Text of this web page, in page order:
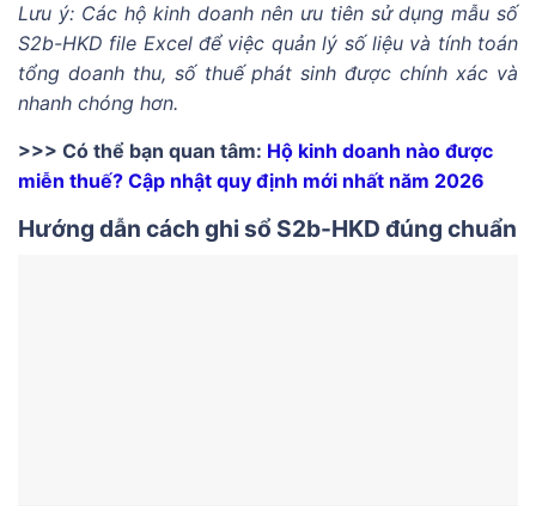
Lưu ý: Các hộ kinh doanh nên ưu tiên sử dụng mẫu số
S2b-HKD file Excel để việc quản lý số liệu và tính toán
tổng doanh thu, số thuế phát sinh được chính xác và
nhanh chóng hơn.
>>> Có thể bạn quan tâm: Hộ kinh doanh nào được
miễn thuế? Cập nhật quy định mới nhất năm 2026
Hướng dẫn cách ghi sổ S2b-HKD đúng chuẩn